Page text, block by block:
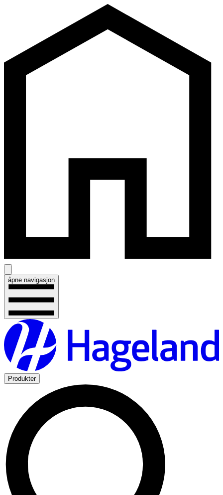
åpne navigasjon
Produkter